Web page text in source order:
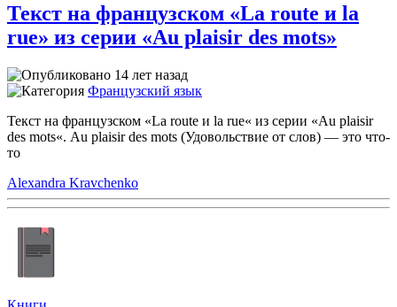
Текст на французском «La route и la
rue» из серии «Au plaisir des mots»
14 лет назад
Французский язык
Текст на французском «La route и la rue« из серии «Au plaisir
des mots«. Au plaisir des mots (Удовольствие от слов) — это что-
то
Alexandra Kravchenko